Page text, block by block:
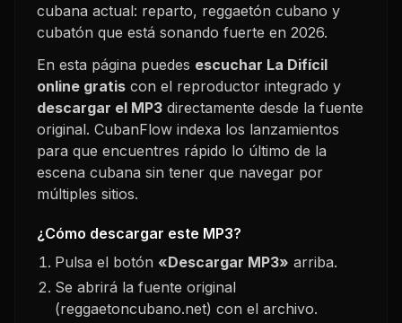
cubana actual: reparto, reggaetón cubano y
cubatón que está sonando fuerte en 2026.
En esta página puedes escuchar La Difícil
online gratis con el reproductor integrado y
descargar el MP3 directamente desde la fuente
original. CubanFlow indexa los lanzamientos
para que encuentres rápido lo último de la
escena cubana sin tener que navegar por
múltiples sitios.
¿Cómo descargar este MP3?
Pulsa el botón «Descargar MP3» arriba.
Se abrirá la fuente original
(reggaetoncubano.net) con el archivo.